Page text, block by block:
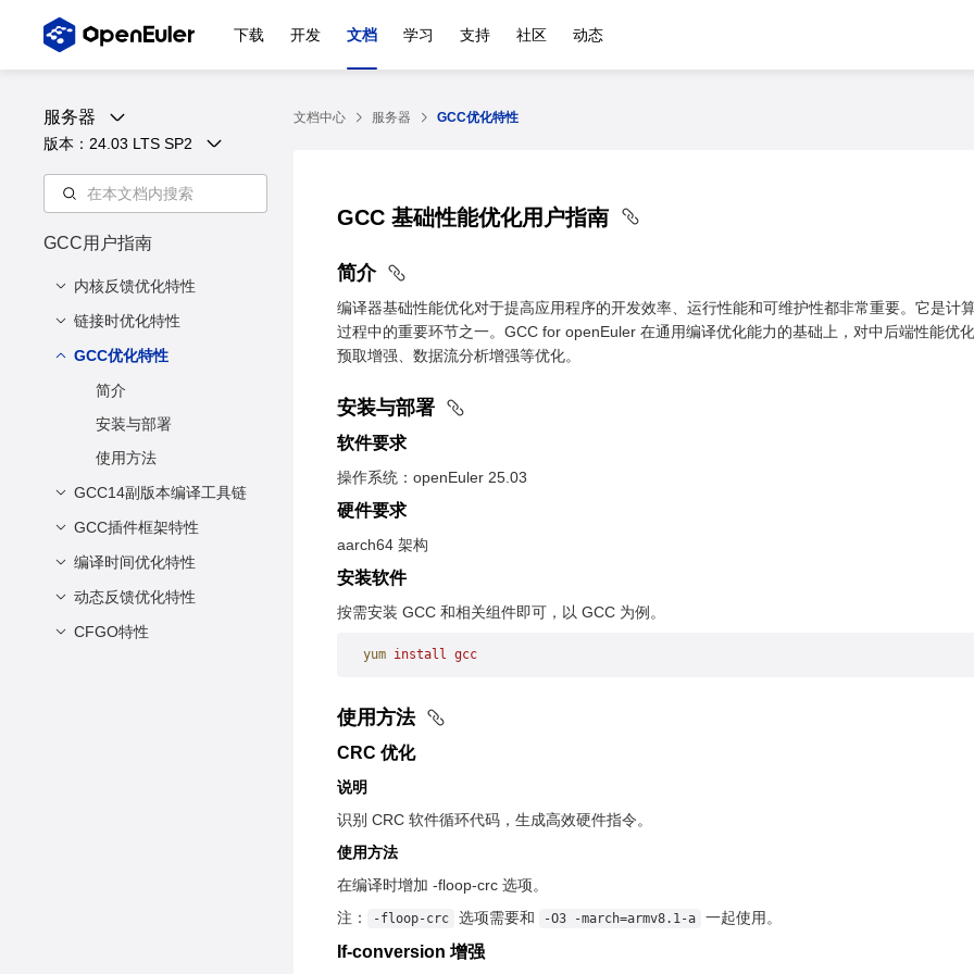
下载 开发 文档 学习 支持 社区 动态
服务器
版本： 24.03 LTS SP2
GCC用户指南
内核反馈优化特性
简介
安装与部署
使用方法
兼容性说明
链接时优化特性
背景
方案
使能范围
注意事项
GCC优化特性
简介
安装与部署
使用方法
GCC14副版本编译工具链
简介
方案设计
安装与部署
使用方式
GCC插件框架特性
软件要求
硬件要求
环境准备
编译时间优化特性
优化技术原理
使能方式
动态反馈优化特性
介绍
CFGO特性
文档中心 服务器 GCC优化特性
GCC 基础性能优化用户指南
简介
编译器基础性能优化对于提高应用程序的开发效率、运行性能和可维护性都非常重要。它是计
过程中的重要环节之一。GCC for openEuler 在通用编译优化能力的基础上，对中后端性能优
预取增强、数据流分析增强等优化。
安装与部署
软件要求
操作系统：openEuler 25.03
硬件要求
aarch64 架构
安装软件
按需安装 GCC 和相关组件即可，以 GCC 为例。
yum install gcc
使用方法
CRC 优化
说明
识别 CRC 软件循环代码，生成高效硬件指令。
使用方法
在编译时增加 -floop-crc 选项。
注：
-floop-crc 选项需要和 -O3 -march=armv8.1-a 一起使用。
If-conversion 增强